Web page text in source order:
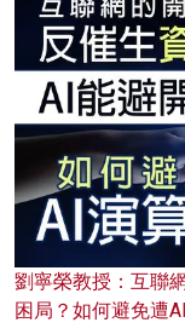
劉寧榮教授：互聯
困局？如何避免遭